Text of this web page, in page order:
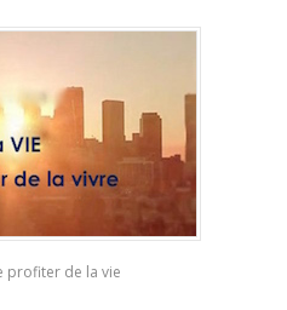
profiter de la vie